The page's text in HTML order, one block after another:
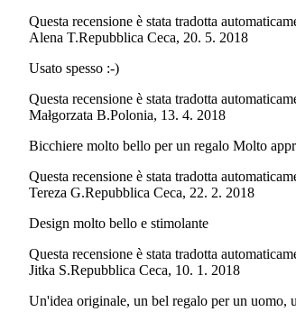
Questa recensione è stata tradotta
Alena T.Repubblica Ceca, 20. 5. 2018
Usato spesso :-)
Questa recensione è stata tradotta
Małgorzata B.Polonia, 13. 4. 2018
Bicchiere molto bello per un regalo Molto
Questa recensione è stata tradotta
Tereza G.Repubblica Ceca, 22. 2. 2018
Design molto bello e stimolante
Questa recensione è stata tradotta
Jitka S.Repubblica Ceca, 10. 1. 2018
Un'idea originale, un bel regalo per un uomo,